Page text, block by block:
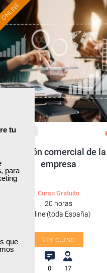
tu
, para
que
ONLINE
Formación 100%
subvencionada.
Para desempleados,
trabajadores y autónomos.
Sector
-Grandes Almacenes.
Femxa
Gestión comercial de la
empresa
Curso Gratuito
20 horas
Online (toda España)
Ver curso
0 17